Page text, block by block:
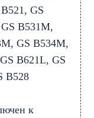
GS
B531M,
GS B534M,
B621L, GS
B528
к